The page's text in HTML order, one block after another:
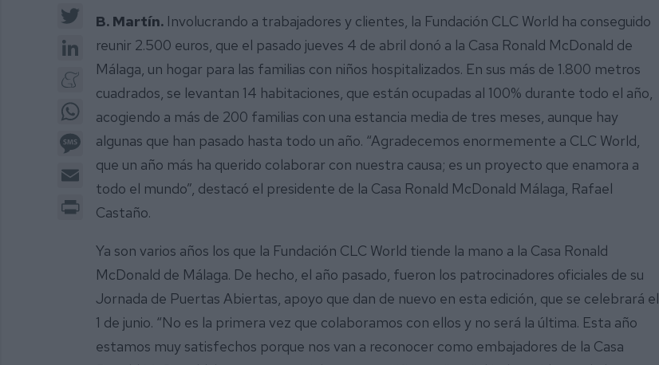
LinkedIn
Meneame
Message
Email
B. Martín. Involucrando a trabajadores y clientes, la Fundación CLC World ha conseguido
reunir 2.500 euros, que el pasado jueves 4 de abril donó a la Casa Ronald McDonald de
Málaga, un hogar para las familias con niños hospitalizados. En sus más de 1.800 metros
cuadrados, se levantan 14 habitaciones, que están ocupadas al 100% durante todo el año,
acogiendo a más de 200 familias con una estancia media de tres meses, aunque hay
algunas que han pasado hasta todo un año. “Agradecemos enormemente a CLC World,
que un año más ha querido colaborar con nuestra causa; es un proyecto que enamora a
todo el mundo”, destacó el presidente de la Casa Ronald McDonald Málaga, Rafael
Castaño.
Ya son varios años los que la Fundación CLC World tiende la mano a la Casa Ronald
McDonald de Málaga. De hecho, el año pasado, fueron los patrocinadores oficiales de su
Jornada de Puertas Abiertas, apoyo que dan de nuevo en esta edición, que se celebrará el
1 de junio. “No es la primera vez que colaboramos con ellos y no será la última. Esta año
estamos muy satisfechos porque nos van a reconocer como embajadores de la Casa